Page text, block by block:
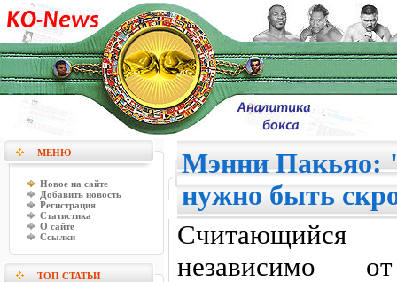
МЕНЮ
Новое на сайте
Добавить новость
Регистрация
Статистика
О сайте
Ссылки
ТОП СТАТЬИ
Мэнни Пакьяо:
нужно быть
независимо